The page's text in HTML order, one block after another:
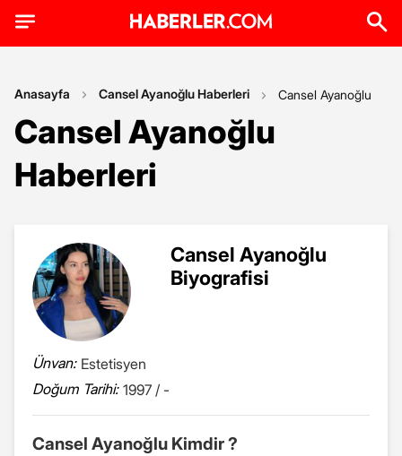
Anasayfa Cansel Ayanoğlu Haberleri Cansel Ayanoğlu
Cansel Ayanoğlu
Haberleri
Cansel Ayanoğlu
Biyografisi
Ünvan: Estetisyen
Doğum Tarihi: 1997 / -
Cansel Ayanoğlu Kimdir ?